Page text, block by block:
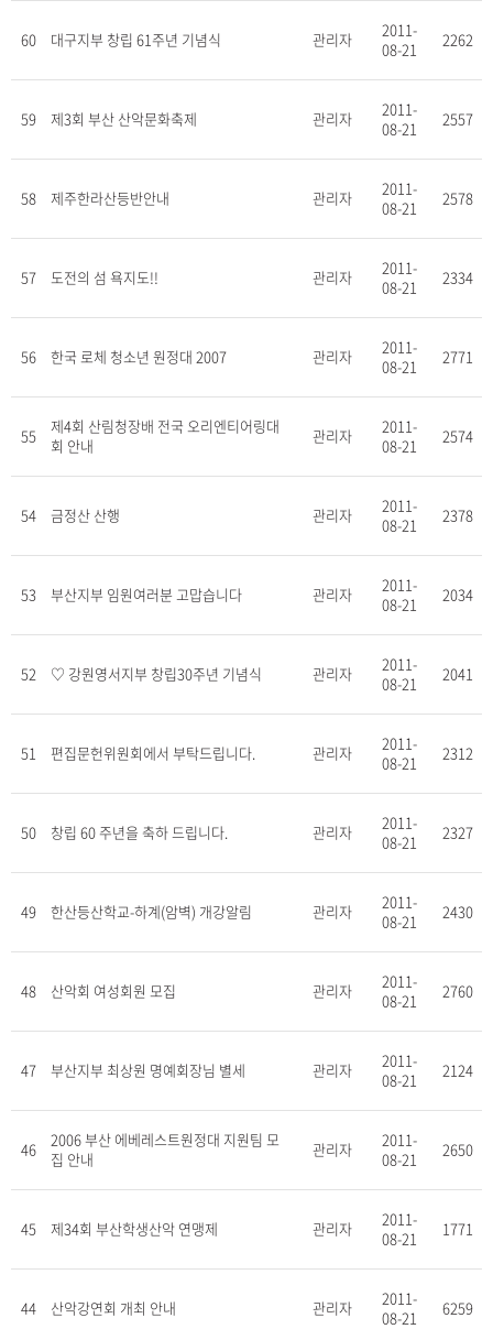
60 대구지부 창립 61주년 기념식 관리자
2011-
08-21
2262
59 제3회 부산 산악문화축제 관리자
2011-
08-21
2557
58 제주한라산등반안내 관리자
2011-
08-21
2578
57 도전의 섬 욕지도!! 관리자
2011-
08-21
2334
56 한국 로체 청소년 원정대 2007 관리자
2011-
08-21
2771
55
제4회 산림청장배 전국 오리엔티어링대
회 안내
관리자
2011-
08-21
2574
54 금정산 산행 관리자
2011-
08-21
2378
53 부산지부 임원여러분 고맙습니다 관리자
2011-
08-21
2034
52 ♡ 강원영서지부 창립30주년 기념식 관리자
2011-
08-21
2041
51 편집문헌위원회에서 부탁드립니다. 관리자
2011-
08-21
2312
50 창립 60 주년을 축하 드립니다. 관리자
2011-
08-21
2327
49 한산등산학교-하계(암벽) 개강알림 관리자
2011-
08-21
2430
48 산악회 여성회원 모집 관리자
2011-
08-21
2760
47 부산지부 최상원 명예회장님 별세 관리자
2011-
08-21
2124
46
2006 부산 에베레스트원정대 지원팀 모
집 안내
관리자
2011-
08-21
2650
45 제34회 부산학생산악 연맹제 관리자
2011-
08-21
1771
44 산악강연회 개최 안내 관리자
2011-
08-21
6259